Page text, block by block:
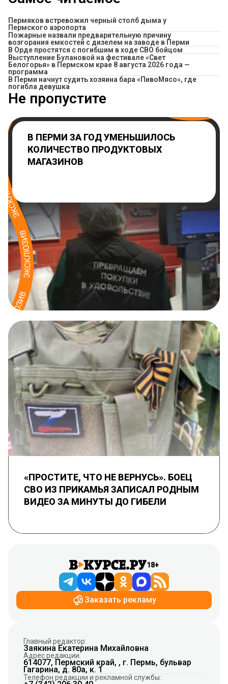
Пермяков встревожил черный столб дыма у
Пермского аэропорта
Пожарные назвали предварительную причину
возгорания емкостей с дизелем на заводе в Перми
В Орде простятся с погибшим в ходе СВО бойцом
Выступление Булановой на фестивале «Свет
Белогорья» в Пермском крае 8 августа 2026 года —
программа
​В Перми начнут судить хозяина бара «ПивоМясо», где
погибла девушка
Не пропустите
В ПЕРМИ ЗА ГОД УМЕНЬШИЛОСЬ
КОЛИЧЕСТВО ПРОДУКТОВЫХ
МАГАЗИНОВ
«ПРОСТИТЕ, ЧТО НЕ ВЕРНУСЬ». БОЕЦ
СВО ИЗ ПРИКАМЬЯ ЗАПИСАЛ РОДНЫМ
ВИДЕО ЗА МИНУТЫ ДО ГИБЕЛИ
18+
Заказать рекламу
Главный редактор:
Заякина Екатерина Михайловна
Адрес редакции:
614077, Пермский край, , г. Пермь, бульвар
Гагарина, д. 80а, к. 1
Телефон редакции и рекламной службы: